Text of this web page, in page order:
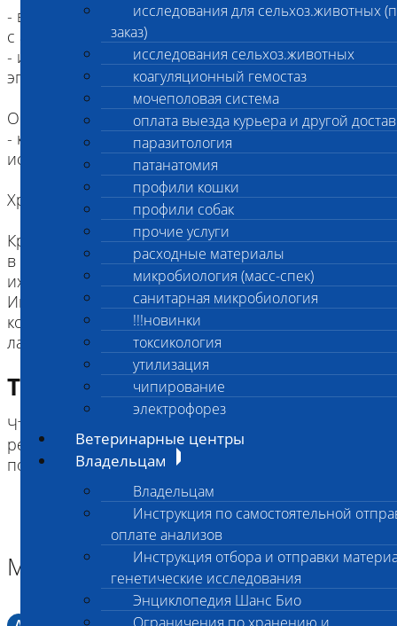
исследования для сельхоз.животных
заказ)
исследования сельхоз.животных
коагуляционный гемостаз
мочеполовая система
оплата выезда курьера и другой
паразитология
патанатомия
профили кошки
профили собак
прочие услуги
расходные материалы
микробиология (масс-спек)
санитарная микробиология
!!!новинки
токсикология
утилизация
чипирование
электрофорез
Ветеринарные центры
Владельцам
Владельцам
Инструкция по самостоятельной
оплате анализов
Инструкция отбора и отправки
генетические исследования
Энциклопедия Шанс Био
- венозная кровь, суставная жидкость в пробирке
с антикоагулянтом ЭДТА - мин. объем - 1 мл;
- иксодовые клещи в пустой пробирке типа
эппендорф (не более 2-х шт);
Ограничение будьте внимательны:
- кровь с гепарином не подходит для
исследований методом ПЦР!
Хранение и доставка:
Кровь для анализов доставляется в лабораторию
в день взятия или на следующий день, сохраняя
их при +2-+8⁰С.
Иксодовые клещи в контейнере сохраняются при
комнатной температуре, время доставки в
лабораторию не ограничивается.
Требование к биоматериалу
Чтобы избежать ложноположительных
результатов необходимо выдержать 2-3 недели
после лечения перед сдачей анализа.
Материал